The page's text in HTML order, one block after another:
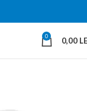
0 0,00